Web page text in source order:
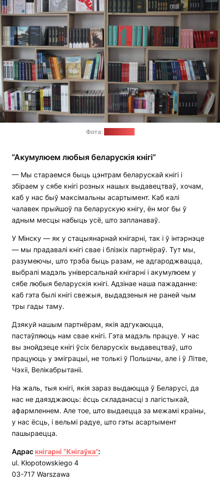
Фота:
“Акумулюем любыя беларускія кнігі”
— Мы стараемся быць цэнтрам беларускай кнігі і
збіраем у сябе кнігі розных нашых выдавецтваў, хочам,
каб у нас быў максімальны асартымент. Каб калі
чалавек прыйшоў па беларускую кнігу, ён мог бы ў
адным месцы набыць усё, што запланаваў.
У Мінску — як у стацыянарнай кнігарні, так і ў інтэрнэце
— мы прадавалі кнігі свае і блізкіх партнёраў. Тут мы,
разумеючы, што трэба быць разам, не адгароджвацца,
выбралі мадэль універсальнай кнігарні і акумулюем у
сябе любыя беларускія кнігі. Адзінае наша пажаданне:
каб гэта былі кнігі свежыя, выдадзеныя не раней чым
тры гады таму.
Дзякуй нашым партнёрам, якія адгукаюцца,
пастаўляюць нам свае кнігі. Гэта мадэль працуе. У нас
вы знойдзеце кнігі ўсіх беларускіх выдавецтваў, што
працуюць у эміграцыі, не толькі ў Польшчы, але і ў Літве,
Чэхіі, Велікабрытаніі.
На жаль, тыя кнігі, якія зараз выдаюцца ў Беларусі, да
нас не даязджаюць: ёсць складанасці з лагістыкай,
афармленнем. Але тое, што выдаецца за межамі краіны,
у нас ёсць, і вельмі радуе, што гэты асартымент
пашыраецца.
Адрас кнігарні “Кнігаўка”:
ul. Kłopotowskiego 4
03-717 Warszawa